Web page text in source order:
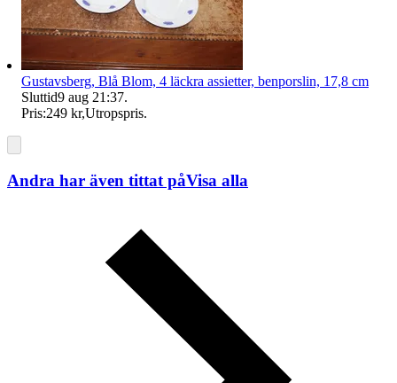
Gustavsberg, Blå Blom, 4 läckra assietter, benporslin, 17,8 cm
Sluttid9 aug 21:37.
Pris:249 kr,Utropspris.
Andra har även tittat påVisa alla